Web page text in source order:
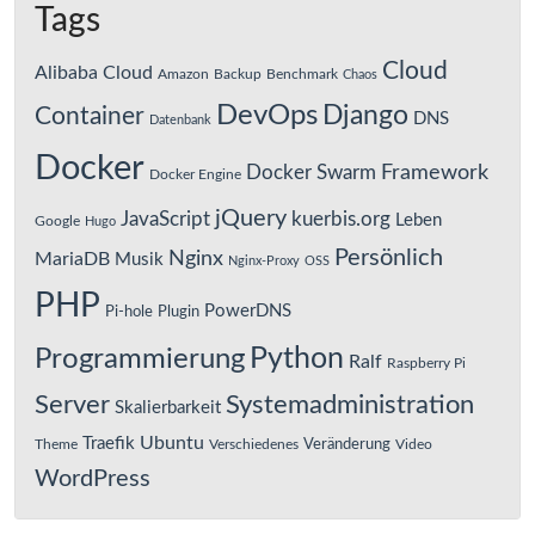
Tags
Alibaba Cloud Amazon Backup Benchmark Chaos Cloud
Container Datenbank DevOps Django DNS
Docker Docker Engine Docker Swarm Framework
Google Hugo JavaScript jQuery kuerbis.org Leben
MariaDB Musik Nginx Nginx-Proxy OSS Persönlich
PHP Pi-hole Plugin PowerDNS
Programmierung Python Ralf Raspberry Pi
Server Skalierbarkeit Systemadministration
Theme Traefik Ubuntu Verschiedenes Veränderung Video
WordPress